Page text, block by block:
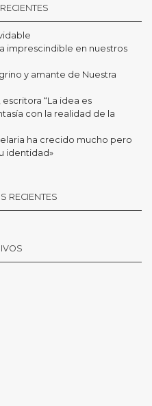
imprescindible en nuestros
y amante de Nuestra
“La idea es
con la realidad de la
ha crecido mucho pero
identidad»
RECIENTES